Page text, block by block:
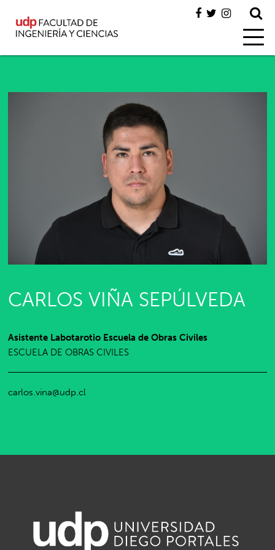
CARLOS VIÑA SEPÚLVEDA
Asistente Labotarotio Escuela de Obras Civiles
ESCUELA DE OBRAS CIVILES
carlos.vina@udp.cl